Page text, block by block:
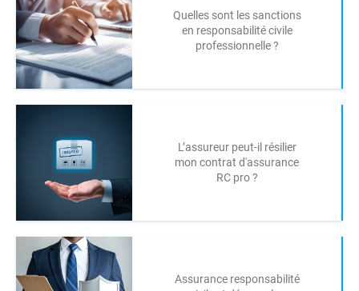
Quelles sont les sanctions
en responsabilité civile
professionnelle ?
L’assureur peut-il résilier
mon contrat d'assurance
RC pro ?
Assurance responsabilité